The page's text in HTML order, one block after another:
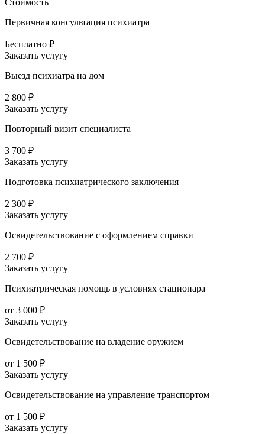
Стоимость
Первичная консультация психиатра
Бесплатно ₽
Заказать услугу
Выезд психиатра на дом
2 800 ₽
Заказать услугу
Повторный визит специалиста
3 700 ₽
Заказать услугу
Подготовка психиатрического заключения
2 300 ₽
Заказать услугу
Освидетельствование с оформлением справки
2 700 ₽
Заказать услугу
Психиатрическая помощь в условиях стационара
от 3 000 ₽
Заказать услугу
Освидетельствование на владение оружием
от 1 500 ₽
Заказать услугу
Освидетельствование на управление транспортом
от 1 500 ₽
Заказать услугу